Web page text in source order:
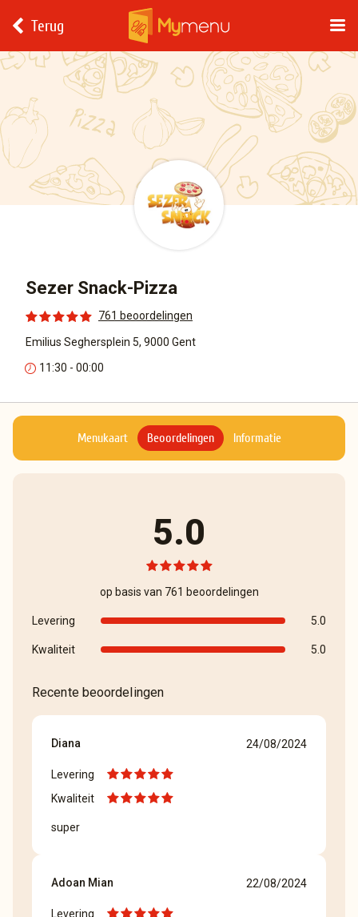
Terug
Sezer Snack-Pizza
761 beoordelingen
Emilius Seghersplein 5, 9000 Gent
11:30 - 00:00
Menukaart Beoordelingen Informatie
5.0
op basis van 761 beoordelingen
Levering 5.0
Kwaliteit 5.0
Recente beoordelingen
Diana 24/08/2024
Levering
Kwaliteit
super
Adoan Mian 22/08/2024
Levering